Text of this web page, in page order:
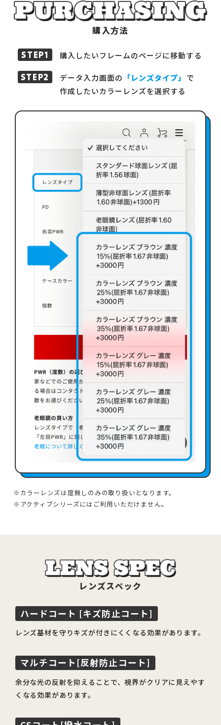
購入方法
購入したいフレームのページに移動する
データ入力画面の 「レンズタイプ」 で
作成したいカラーレンズを選択する
カラーレンズは度無しのみの取り扱いとなります。
アクティブシリーズにはご利用いただけません。
レンズスペック
ハードコート [キズ防止コート]
レンズ基材を守りキズが付きにくくなる効果があります。
マルチコート[反射防止コート]
余分な光の反射を抑えることで、視界がクリアに見えやす
くなる効果があります。